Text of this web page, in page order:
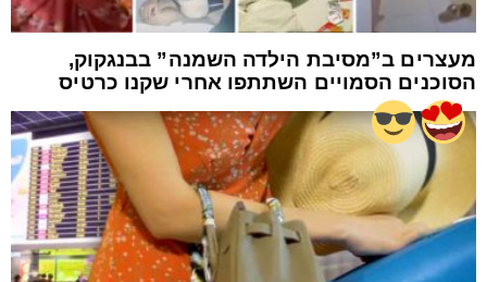
מעצרים ב”מסיבת הילדה השמנה” בבנגקוק,
הסוכנים הסמויים השתתפו אחרי שקנו כרטיס